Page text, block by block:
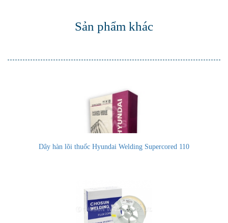
Sản phẩm khác
Dây hàn lõi thuốc Hyundai Welding Supercored 110